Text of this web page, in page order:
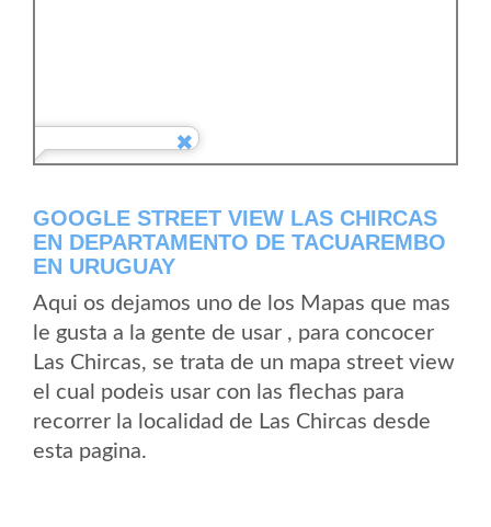
GOOGLE STREET VIEW LAS CHIRCAS
EN DEPARTAMENTO DE TACUAREMBO
EN URUGUAY
Aqui os dejamos uno de los Mapas que mas
le gusta a la gente de usar , para concocer
Las Chircas, se trata de un mapa street view
el cual podeis usar con las flechas para
recorrer la localidad de Las Chircas desde
esta pagina.